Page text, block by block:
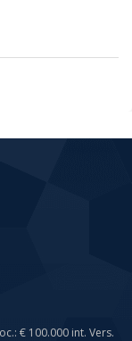
€ 100.000 int. Vers.